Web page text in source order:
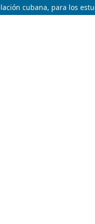
cubana, para los